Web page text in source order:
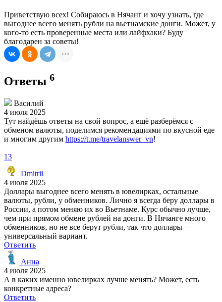
Приветствую всех! Собираюсь в Нячанг и хочу узнать, где
выгоднее всего менять рубли на вьетнамские донги. Может, у
кого-то есть проверенные места или лайфхаки? Буду
благодарен за советы!
Ответы 6
Василий
4 июля 2025
Тут найдёшь ответы на свой вопрос, а ещё разберёмся с
обменом валюты, поделимся рекомендациями по вкусной еде
и многим другим https://t.me/travelanswer_vn!
13
Dmitrii
4 июля 2025
Доллары выгоднее всего менять в ювелирках, остальные
валюты, рубли, у обменников. Лично я всегда беру доллары в
России, а потом меняю их во Вьетнаме. Курс обычно лучше,
чем при прямом обмене рублей на донги. В Нячанге много
обменников, но не все берут рубли, так что доллары —
универсальный вариант.
Ответить
Анна
4 июля 2025
А в каких именно ювелирках лучше менять? Может, есть
конкретные адреса?
Ответить